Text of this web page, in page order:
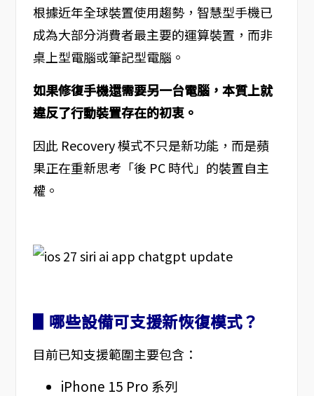
根據近年全球裝置使用趨勢，智慧型手機已
成為大部分消費者最主要的運算裝置，而非
桌上型電腦或筆記型電腦。
如果修復手機還需要另一台電腦，本質上就
違反了行動裝置存在的初衷。
因此 Recovery 模式不只是新功能，而是蘋
果正在重新思考「後 PC 時代」的裝置自主
權。
▋哪些設備可支援新恢復模式？
目前已知支援範圍主要包含：
iPhone 15 Pro 系列